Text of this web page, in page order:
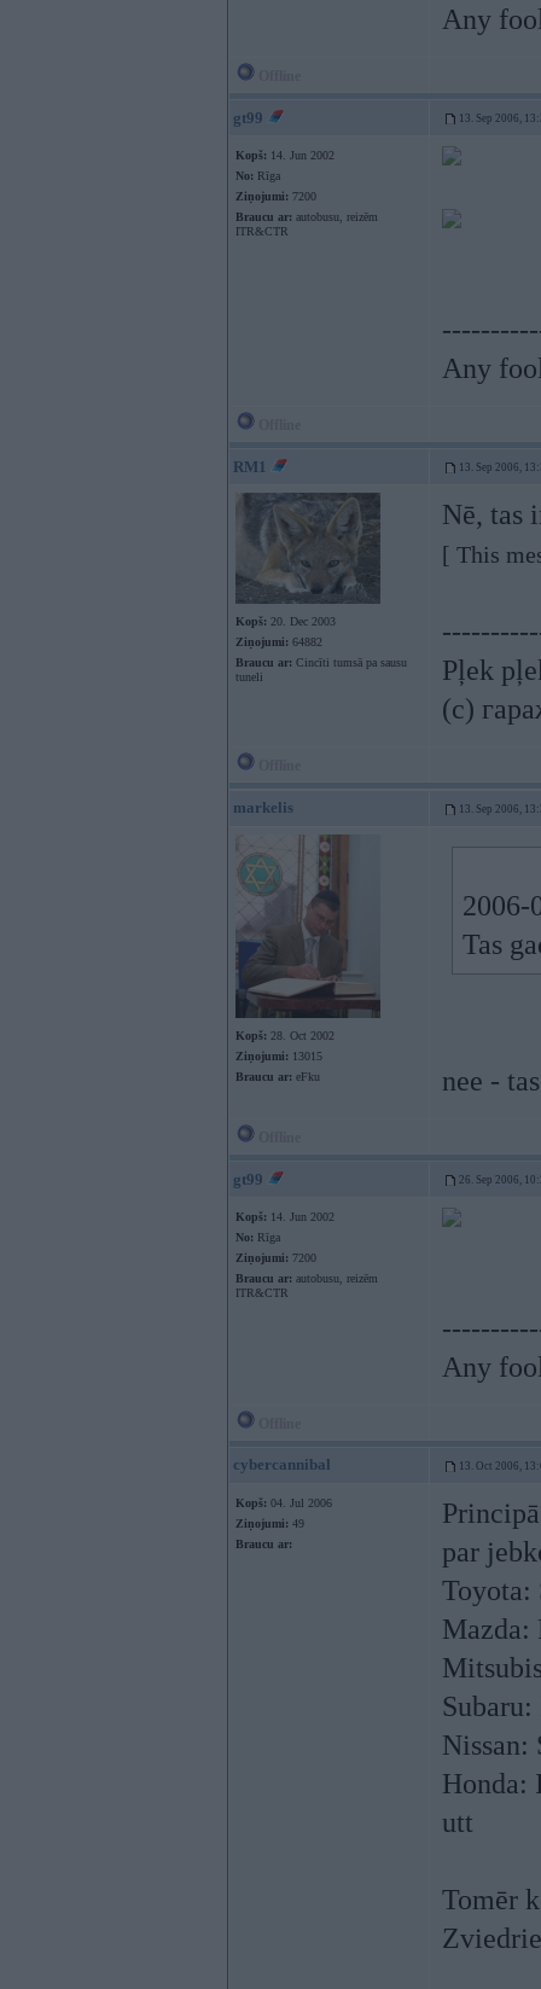
Any
gt99 13. Sep 2006,
Kopš: 14. Jun 2002
No: Rīga
Ziņojumi: 7200
Braucu ar: autobusu, reizēm
ITR&CTR
Any
RM1 13. Sep 2006,
Kopš: 20. Dec 2003
Ziņojumi: 64882
Braucu ar: Cincīti tumsā pa sausu
tuneli
Nē, tas
[ This
Pļek
(c)
markelis 13. Sep 2006,
Kopš: 28. Oct 2002
Ziņojumi: 13015
Braucu ar: eFku
2006-
Tas
nee -
gt99 26. Sep 2006,
Kopš: 14. Jun 2002
No: Rīga
Ziņojumi: 7200
Braucu ar: autobusu, reizēm
ITR&CTR
Any
cybercannibal 13. Oct 2006,
Kopš: 04. Jul 2006
Ziņojumi: 49
Braucu ar:
par
Toyota:
Mazda:
Nissan:
Honda:
utt
Tomēr